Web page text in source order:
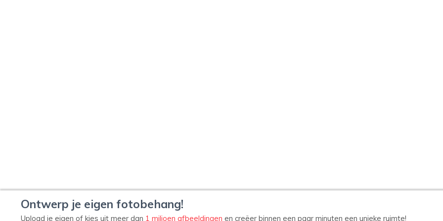
Ontwerp je eigen fotobehang!
Upload je eigen of kies uit meer dan 1 miljoen afbeeldingen en creëer binnen een paar minuten een unieke ruimte!